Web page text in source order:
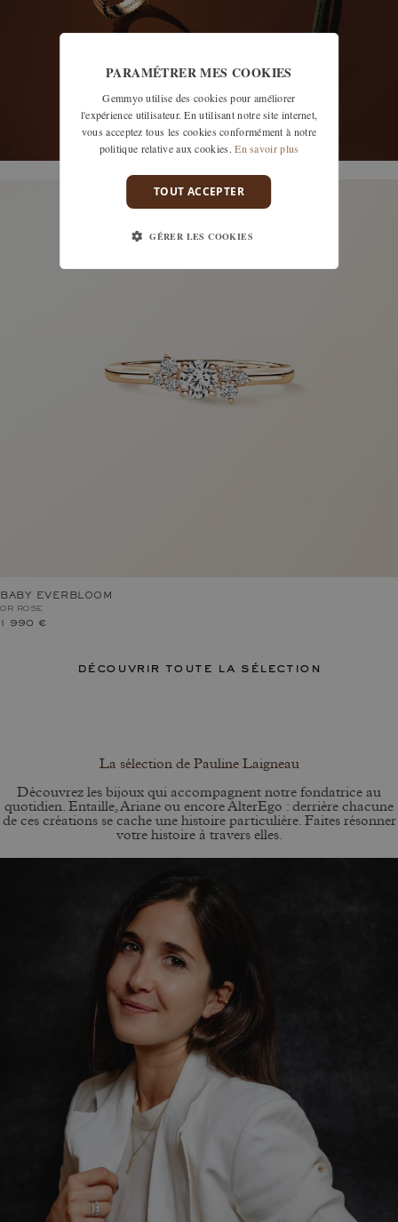
BABY EVERBLOOM
OR ROSE
1 990 €
découvrir toute la sélection
La sélection de Pauline Laigneau
Découvrez les bijoux qui accompagnent notre fondatrice au
quotidien. Entaille, Ariane ou encore AlterEgo : derrière chacune
de ces créations se cache une histoire particulière. Faites résonner
votre histoire à travers elles.
PARAMÉTRER MES COOKIES
Gemmyo utilise des cookies pour améliorer
l'expérience utilisateur. En utilisant notre site internet,
vous acceptez tous les cookies conformément à notre
politique relative aux cookies. En savoir plus
TOUT ACCEPTER
GÉRER LES COOKIES